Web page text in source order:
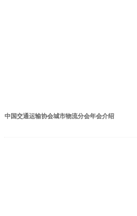
中国交通运输协会城市物流分会年会介绍